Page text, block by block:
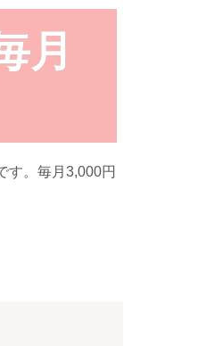
月
す。毎月3,000円